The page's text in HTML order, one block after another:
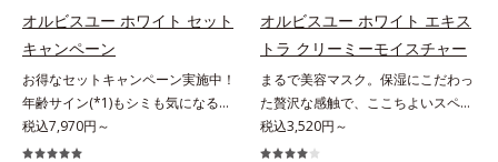
究に基づいたアプローチ成分「MC
アクティベーター(*5)」。肌のうる
おいを引き出し・高めて、ハリ感あ
ふれる肌へと導きます。うるおいに
満ちたゆらがない肌をご体感いただ
くために設計された3ステップで、
いつも力強く美しくあり続けるあな
より、水でも油でも実現できなかっ
た、“濃密なうるおい感”と“ベタつか
ない”、相反する2つの感触の両立に
成功。ごわつく年齢肌(*5)を柔肌に
整え、未体験の肌感触を叶えます。
*1 保湿*2 年齢に応じたお手入れの
こと*3 D.N.A.＝Daily New
オルビスユー ホワイト セット
キャンペーン
お得なセットキャンペーン実施中！
年齢サイン(*1)もシミも気になる方
へ。ベニバナエキスとアルブチンの
Wケアで、若々しい透明美肌へ導く
税込7,970円～
オルビスユー ホワイト エキス
トラ クリーミーモイスチャー
まるで美容マスク。保湿にこだわっ
た贅沢な感触で、ここちよいスペシ
ャルケアを。若々しく透明感のある
美肌を構成する要素と、年齢肌(*1)
税込3,520円～